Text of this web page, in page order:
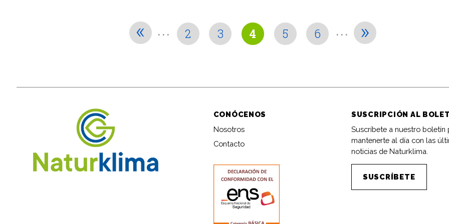
« ... 2 3 4 5 6 ... »
CONÓCENOS
Nosotros
Contacto
SUSCRIPCIÓN AL
Suscríbete a nuestro boletín
mantenerte al día con las
noticias de Naturklima.
SUSCRÍBETE